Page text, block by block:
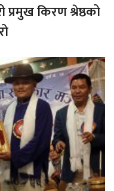
किरण श्रेष्ठको